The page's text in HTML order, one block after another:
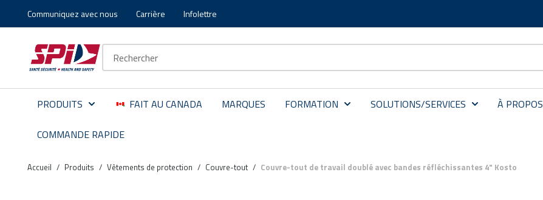
Aller au contenu principal
Skip to menu
Skip to footer
Communiquez avec nous Carrière Infolettre
PRODUITS FAIT AU CANADA MARQUES FORMATION SOLUTIONS/SERVICES À PROPOS
COMMANDE RAPIDE
Accueil / Produits / Vêtements de protection / Couvre-tout / Couvre-tout de travail doublé avec bandes réfléchissantes 4" Kosto